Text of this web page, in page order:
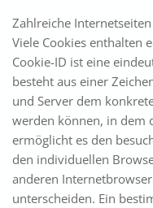
Zahlreiche
Viele Cookies enthalten
Cookie-ID ist eine
besteht aus einer
und Server dem
werden können, in dem
ermöglicht es den
den individuellen
anderen
unterscheiden. Ein